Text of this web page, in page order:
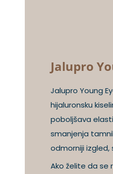
Jalupro
Jalupro Young
hijaluronsku
poboljšava
smanjenja
odmorniji
Ako želite da se